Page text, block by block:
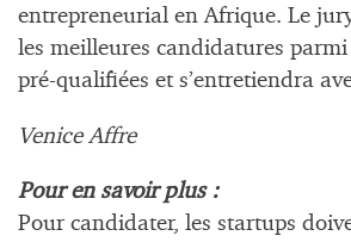
entrepreneurial en Afrique. Le
les meilleures candidatures
pré-qualifiées et s’entretiendra
Venice Affre
Pour en savoir plus :
Pour candidater, les startups